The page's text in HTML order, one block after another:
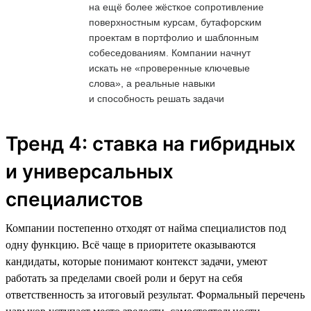
на ещё более жёсткое сопротивление
поверхностным курсам, бутафорским
проектам в портфолио и шаблонным
собеседованиям. Компании начнут
искать не «проверенные ключевые
слова», а реальные навыки
и способность решать задачи
Тренд 4: ставка на гибридных
и универсальных
специалистов
Компании постепенно отходят от найма специалистов под
одну функцию. Всё чаще в приоритете оказываются
кандидаты, которые понимают контекст задачи, умеют
работать за пределами своей роли и берут на себя
ответственность за итоговый результат. Формальный перечень